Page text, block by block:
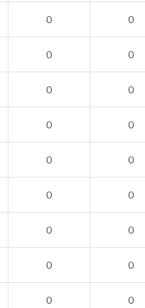
0 0
0 0
0 0
0 0
0 0
0 0
0 0
0 0
0 0